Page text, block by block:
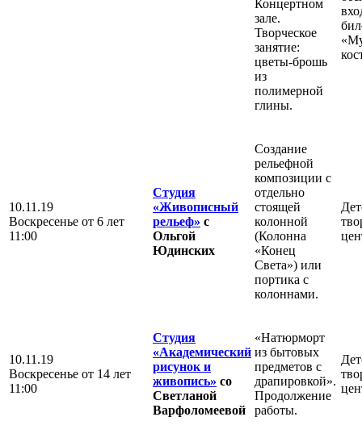
Концертном
зале.
Творческое
занятие:
цветы-брошь
из
полимерной
глины.
10.11.19
Воскресенье
11:00
от 6 лет
Студия
«Живописный
рельеф» с
Ольгой
Юдинских
Создание
рельефной
композиции с
отдельно
стоящей
колонной
(Колонна
«Конец
Света») или
портика с
колоннами.
10.11.19
Воскресенье
11:00
от 14 лет
Студия
«Академический
рисунок и
живопись» со
Светланой
Варфоломеевой
«Натюрморт
из бытовых
предметов с
драпировкой».
Продолжение
работы.